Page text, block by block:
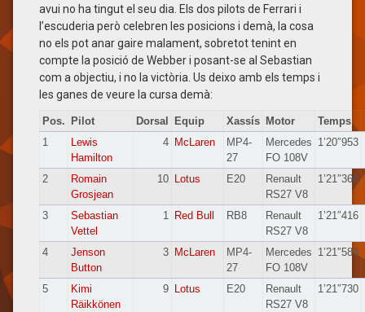
avui no ha tingut el seu dia. Els dos pilots de Ferrari i
l’escuderia però celebren les posicions i demà, la cosa
no els pot anar gaire malament, sobretot tenint en
compte la posició de Webber i posant-se al Sebastian
com a objectiu, i no la victòria. Us deixo amb els temps i
les ganes de veure la cursa demà:
Pos. Pilot Dorsal Equip Xassís Motor
Temps
1
Lewis
Hamilton
4 McLaren
MP4-
27
Mercedes
FO 108V
1’20″953
2
Romain
Grosjean
10 Lotus E20
Renault
RS27 V8
1’21″366
3
Sebastian
Vettel
1 Red Bull RB8
Renault
RS27 V8
1’21″416
4
Jenson
Button
3 McLaren
MP4-
27
Mercedes
FO 108V
1’21″583
5
Kimi
Räikkönen
9 Lotus E20
Renault
RS27 V8
1’21″730